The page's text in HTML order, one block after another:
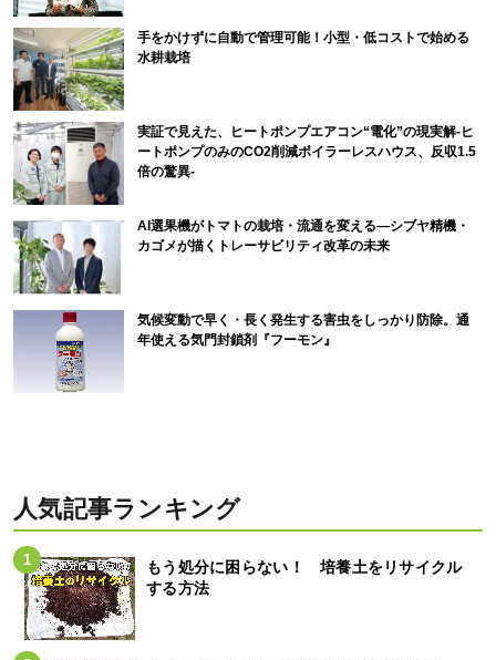
手をかけずに自動で管理可能！小型・低コストで始める
水耕栽培
実証で見えた、ヒートポンプエアコン“電化”の現実解-ヒ
ートポンプのみのCO2削減ボイラーレスハウス、反収1.5
倍の驚異-
AI選果機がトマトの栽培・流通を変える―シブヤ精機・
カゴメが描くトレーサビリティ改革の未来
気候変動で早く・長く発生する害虫をしっかり防除。通
年使える気門封鎖剤『フーモン』
人気記事ランキング
もう処分に困らない！ 培養土をリサイクル
する方法